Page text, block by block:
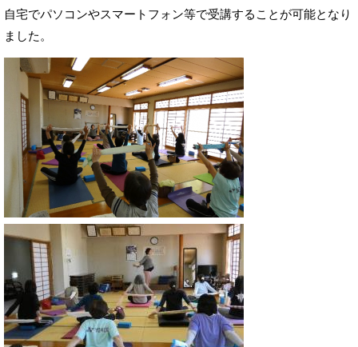
自宅でパソコンやスマートフォン等で受講することが可能となり
ました。